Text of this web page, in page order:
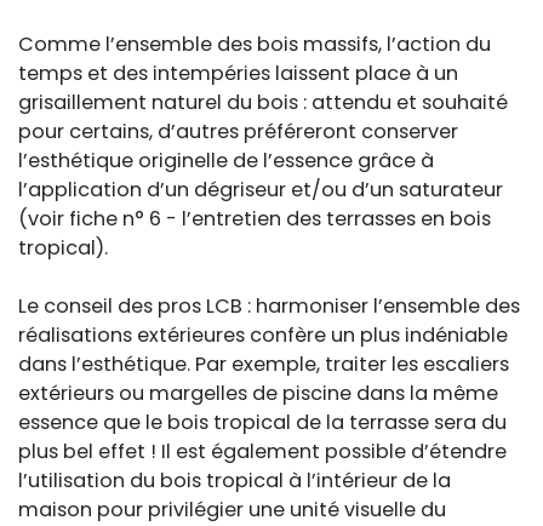
Comme l’ensemble des bois massifs, l’action du
temps et des intempéries laissent place à un
grisaillement naturel du bois : attendu et souhaité
pour certains, d’autres préféreront conserver
l’esthétique originelle de l’essence grâce à
l’application d’un dégriseur et/ou d’un saturateur
(voir fiche n° 6 - l’entretien des terrasses en bois
tropical).
Le conseil des pros LCB : harmoniser l’ensemble des
réalisations extérieures confère un plus indéniable
dans l’esthétique. Par exemple, traiter les escaliers
extérieurs ou margelles de piscine dans la même
essence que le bois tropical de la terrasse sera du
plus bel effet ! Il est également possible d’étendre
l’utilisation du bois tropical à l’intérieur de la
maison pour privilégier une unité visuelle du